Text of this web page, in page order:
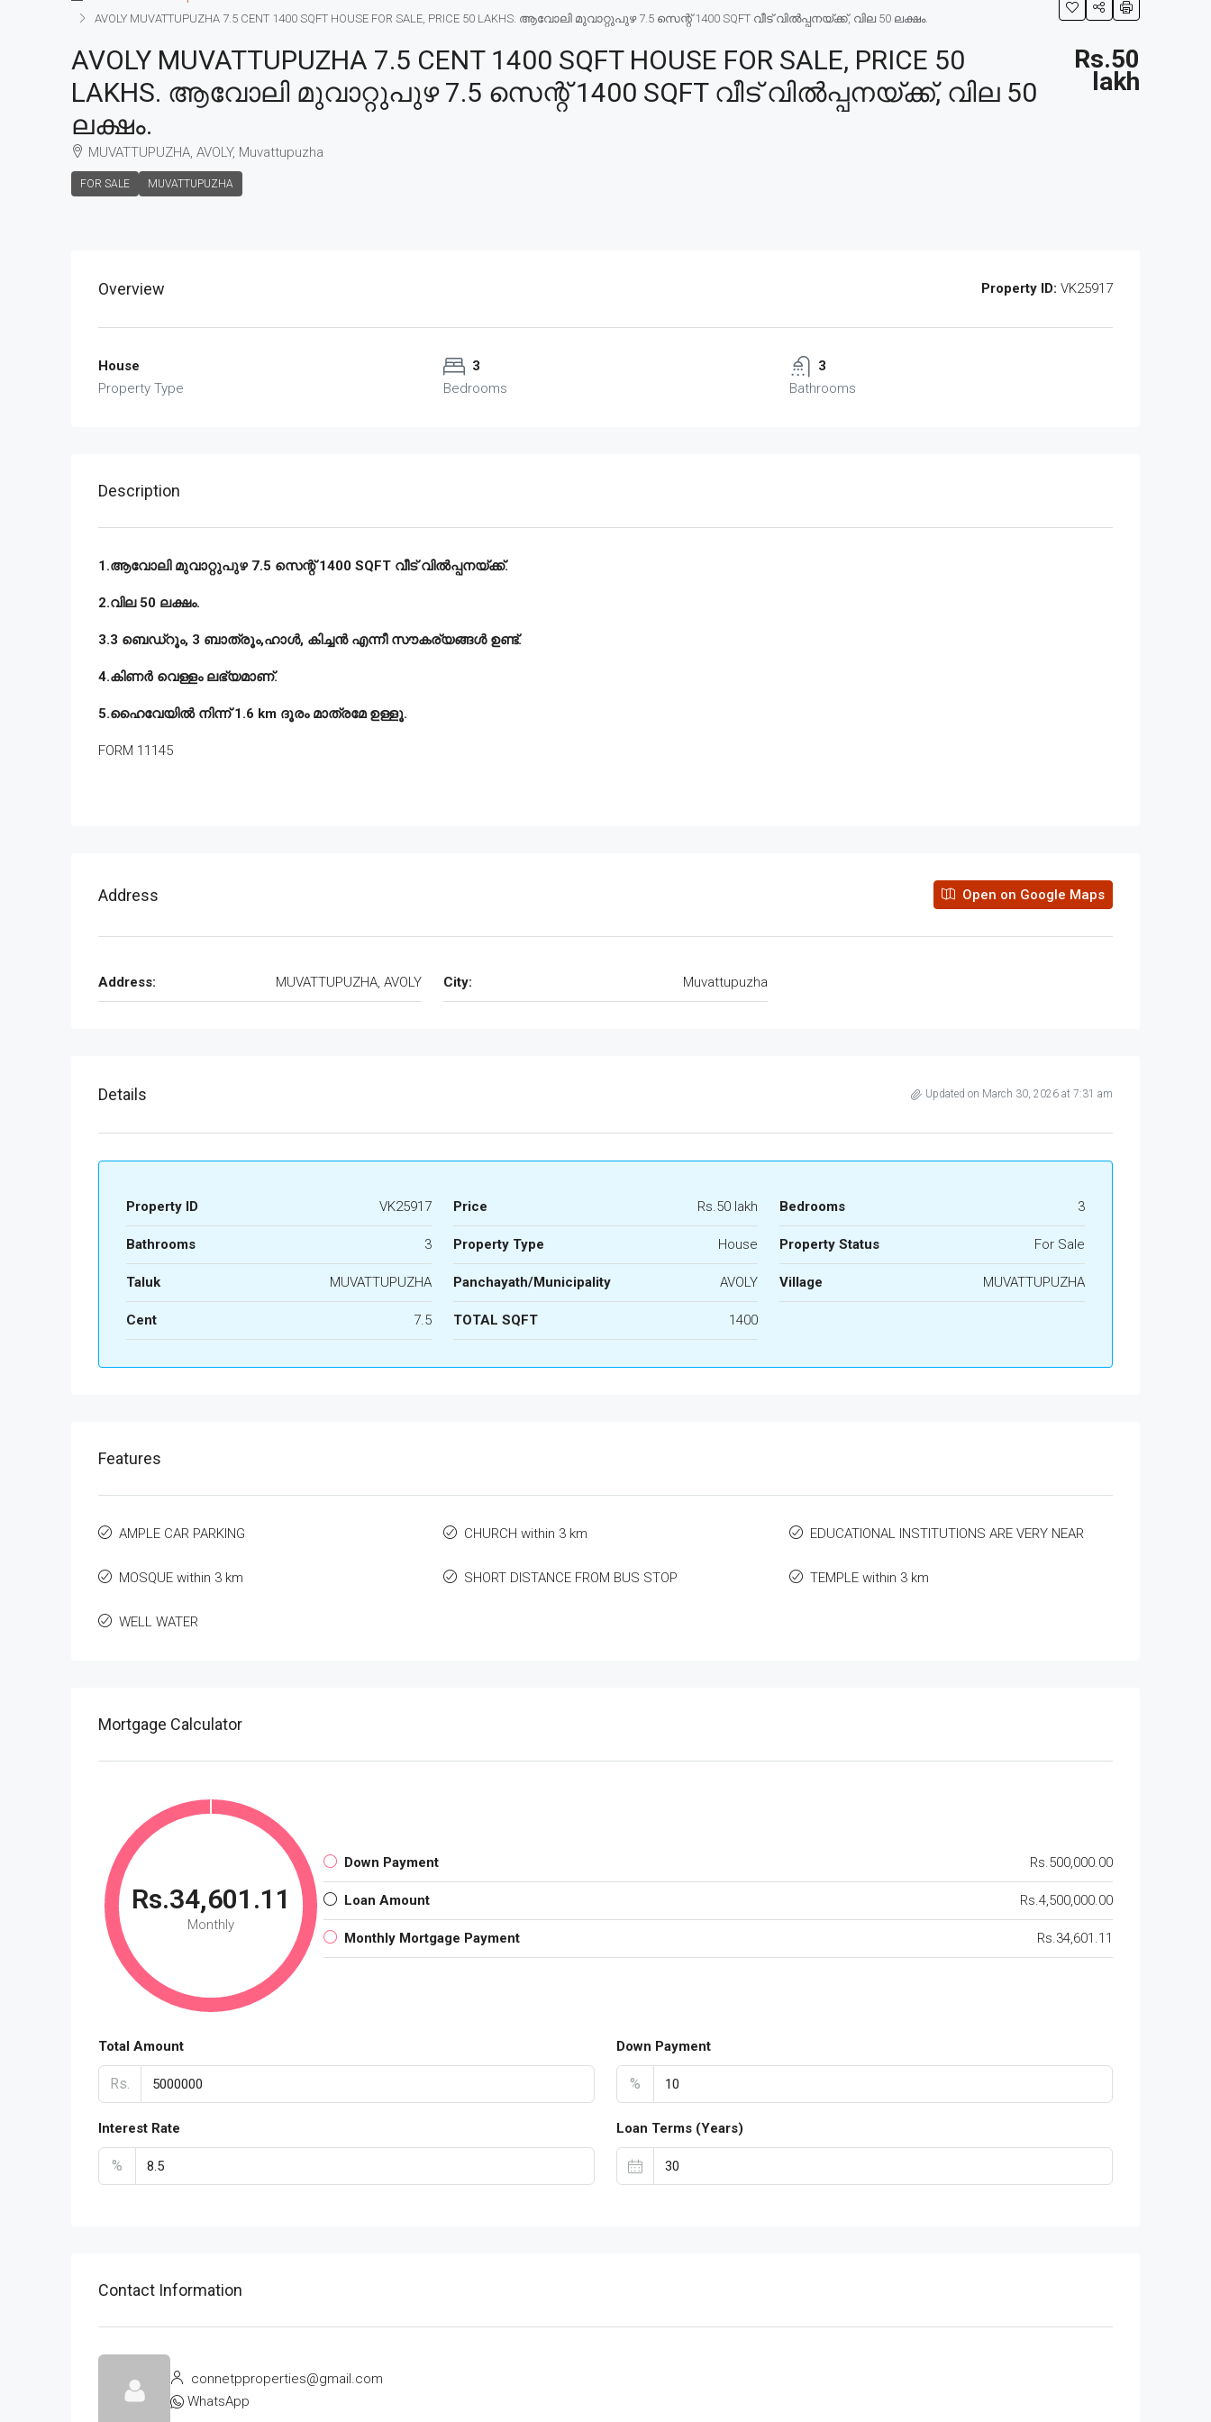
AVOLY MUVATTUPUZHA 7.5 CENT 1400 SQFT HOUSE FOR SALE, PRICE 50 LAKHS. ആവോലി മുവാറ്റുപുഴ 7.5 സെന്റ് 1400 SQFT വീട് വിൽപ്പനയ്ക്ക്, വില 50 ലക്ഷം.
AVOLY MUVATTUPUZHA 7.5 CENT 1400 SQFT HOUSE FOR SALE, PRICE 50
LAKHS. ആവോലി മുവാറ്റുപുഴ 7.5 സെന്റ് 1400 SQFT വീട് വിൽപ്പനയ്ക്ക്, വില 50
ലക്ഷം.
MUVATTUPUZHA, AVOLY, Muvattupuzha
FOR SALE MUVATTUPUZHA
Rs.50
lakh
Overview Property ID: VK25917
House
Property Type
3
Bedrooms
3
Bathrooms
Description
1.ആവോലി മുവാറ്റുപുഴ 7.5 സെന്റ് 1400 SQFT വീട് വിൽപ്പനയ്ക്ക്.
2.വില 50 ലക്ഷം.
3.3 ബെഡ്‌റൂം, 3 ബാത്രൂം,ഹാൾ, കിച്ചൻ എന്നീ സൗകര്യങ്ങൾ ഉണ്ട്‌.
4.കിണർ വെള്ളം ലഭ്യമാണ്.
5.ഹൈവേയിൽ നിന്ന് 1.6 km ദൂരം മാത്രമേ ഉള്ളൂ.
FORM 11145
Address Open on Google Maps
Address: MUVATTUPUZHA, AVOLY City: Muvattupuzha
Details Updated on March 30, 2026 at 7:31 am
Property ID VK25917 Price Rs.50 lakh Bedrooms 3
Bathrooms 3 Property Type House Property Status For Sale
Taluk MUVATTUPUZHA Panchayath/Municipality AVOLY Village MUVATTUPUZHA
Cent 7.5 TOTAL SQFT 1400
Features
AMPLE CAR PARKING CHURCH within 3 km EDUCATIONAL INSTITUTIONS ARE VERY NEAR
MOSQUE within 3 km SHORT DISTANCE FROM BUS STOP TEMPLE within 3 km
WELL WATER
Mortgage Calculator
Rs.34,601.11
Monthly
Down Payment Rs.500,000.00
Loan Amount Rs.4,500,000.00
Monthly Mortgage Payment Rs.34,601.11
Total Amount
Rs.
Down Payment
%
Interest Rate
%
Loan Terms (Years)
Contact Information
connetpproperties@gmail.com
WhatsApp